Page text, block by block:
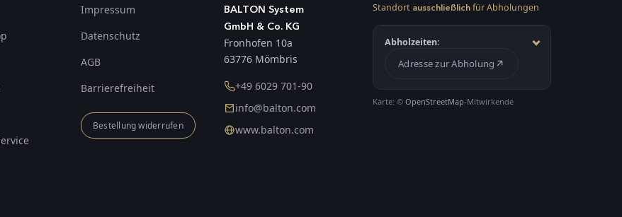
Impressum
Datenschutz
AGB
Barrierefreiheit
Bestellung widerrufen
BALTON System
GmbH & Co. KG
Fronhofen 10a
63776 Mömbris
+49 6029 701-90
info@balton.com
www.balton.com
Standort ausschließlich für Abholungen
Abholzeiten:
Adresse zur Abholung
Karte: ©OpenStreetMap-Mitwirkende